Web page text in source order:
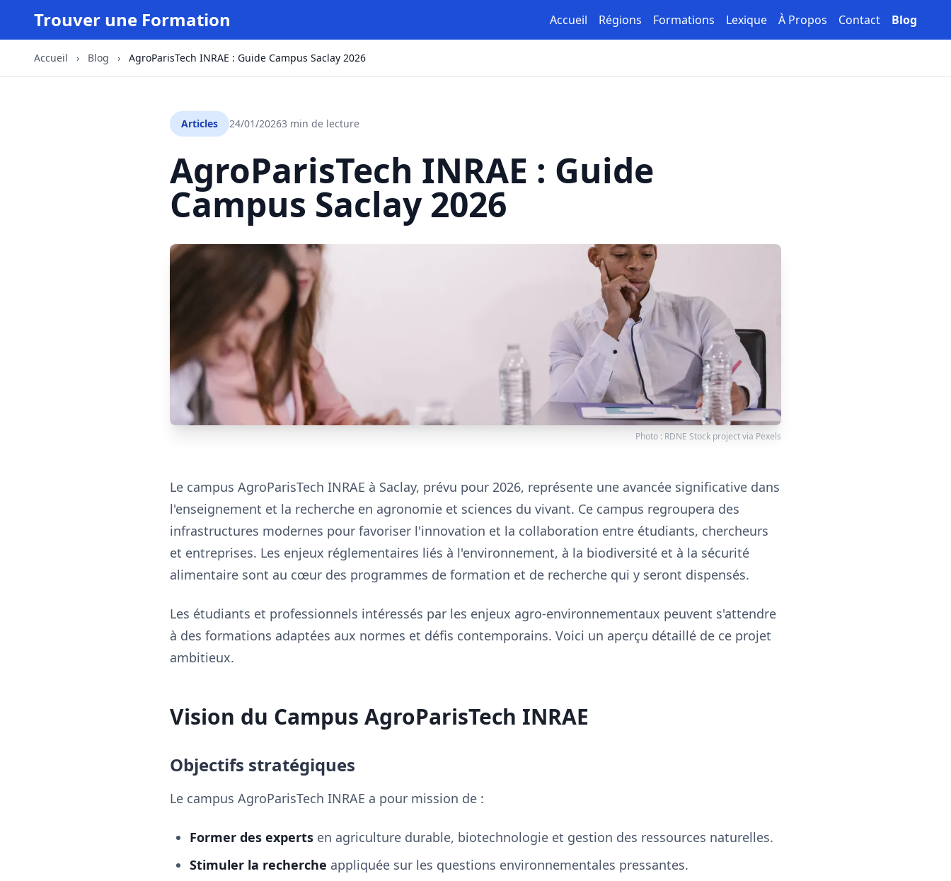
Trouver une Formation Accueil Régions Formations Lexique À Propos Contact Blog
Accueil › Blog › AgroParisTech INRAE : Guide Campus Saclay 2026
Articles 24/01/20263 min de lecture
AgroParisTech INRAE : Guide
Campus Saclay 2026
Photo : RDNE Stock projectvia Pexels
Le campus AgroParisTech INRAE à Saclay, prévu pour 2026, représente une avancée significative dans
l'enseignement et la recherche en agronomie et sciences du vivant. Ce campus regroupera des
infrastructures modernes pour favoriser l'innovation et la collaboration entre étudiants, chercheurs
et entreprises. Les enjeux réglementaires liés à l'environnement, à la biodiversité et à la sécurité
alimentaire sont au cœur des programmes de formation et de recherche qui y seront dispensés.
Les étudiants et professionnels intéressés par les enjeux agro-environnementaux peuvent s'attendre
à des formations adaptées aux normes et défis contemporains. Voici un aperçu détaillé de ce projet
ambitieux.
Vision du Campus AgroParisTech INRAE
Objectifs stratégiques
Le campus AgroParisTech INRAE a pour mission de :
Former des experts en agriculture durable, biotechnologie et gestion des ressources naturelles.
Stimuler la recherche appliquée sur les questions environnementales pressantes.